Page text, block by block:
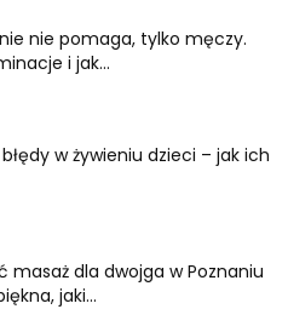
nie pomaga, tylko męczy.
i jak...
w żywieniu dzieci – jak ich
masaż dla dwojga w Poznaniu
jaki...